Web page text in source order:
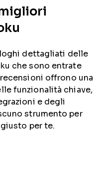
dettagliati delle
che sono entrate
offrono una
funzionalità chiave,
e degli
strumento per
per te.